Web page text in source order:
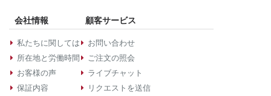
会社情報
私たちに関しては
所在地と労働時間
お客様の声
保証内容
顧客サービス
お問い合わせ
ご注文の照会
ライブチャット
リクエストを送信